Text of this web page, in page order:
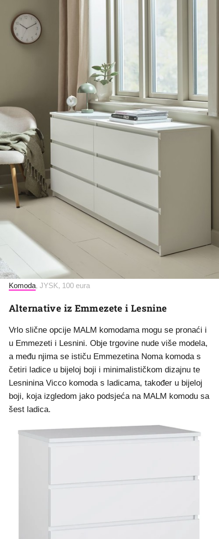
Komoda, JYSK, 100 eura
Alternative iz Emmezete i Lesnine
Vrlo slične opcije MALM komodama mogu se pronaći i
u Emmezeti i Lesnini. Obje trgovine nude više modela,
a među njima se ističu Emmezetina Noma komoda s
četiri ladice u bijeloj boji i minimalističkom dizajnu te
Lesninina Vicco komoda s ladicama, također u bijeloj
boji, koja izgledom jako podsjeća na MALM komodu sa
šest ladica.